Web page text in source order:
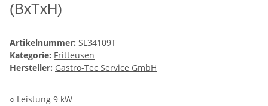
(BxTxH)
Artikelnummer: SL34109T
Kategorie: Fritteusen
Hersteller: Gastro-Tec Service GmbH
○ Leistung 9 kW